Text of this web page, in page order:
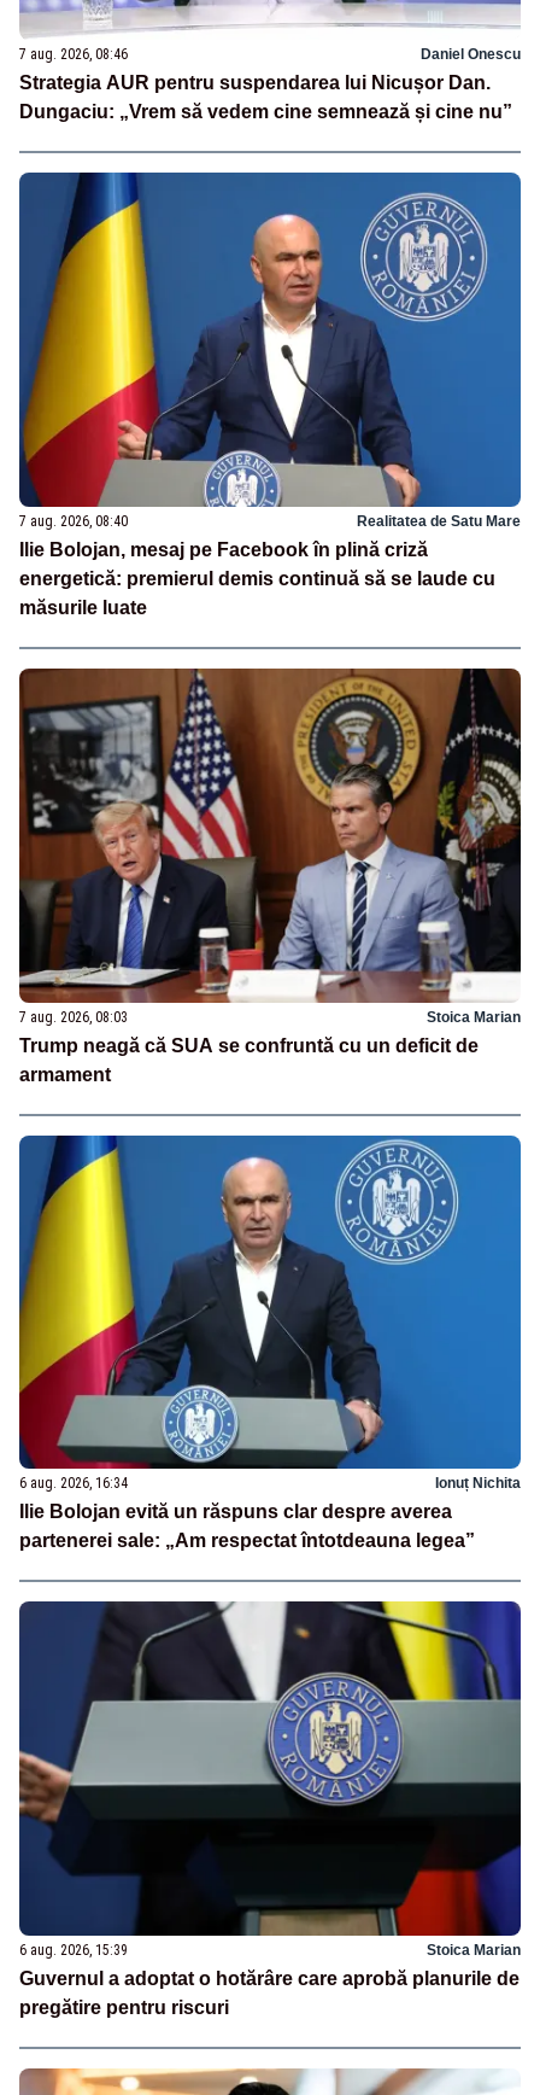
7 aug. 2026, 08:46 Daniel Onescu
Strategia AUR pentru suspendarea lui Nicușor Dan.
Dungaciu: „Vrem să vedem cine semnează și cine nu”
7 aug. 2026, 08:40 Realitatea de Satu Mare
Ilie Bolojan, mesaj pe Facebook în plină criză
energetică: premierul demis continuă să se laude cu
măsurile luate
7 aug. 2026, 08:03 Stoica Marian
Trump neagă că SUA se confruntă cu un deficit de
armament
6 aug. 2026, 16:34 Ionuț Nichita
Ilie Bolojan evită un răspuns clar despre averea
partenerei sale: „Am respectat întotdeauna legea”
6 aug. 2026, 15:39 Stoica Marian
Guvernul a adoptat o hotărâre care aprobă planurile de
pregătire pentru riscuri